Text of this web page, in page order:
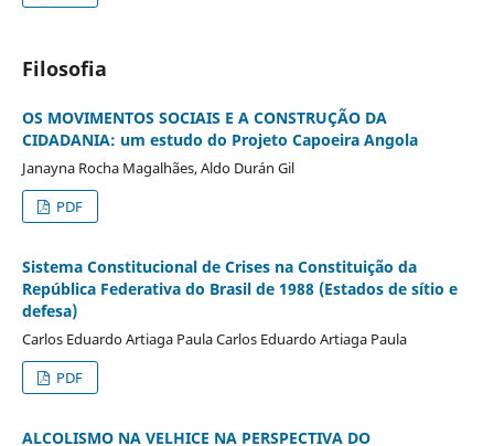
Filosofia
OS MOVIMENTOS SOCIAIS E A CONSTRUÇÃO DA
CIDADANIA: um estudo do Projeto Capoeira Angola
Janayna Rocha Magalhães, Aldo Durán Gil
PDF
Sistema Constitucional de Crises na Constituição da
República Federativa do Brasil de 1988 (Estados de sítio e
defesa)
Carlos Eduardo Artiaga Paula Carlos Eduardo Artiaga Paula
PDF
ALCOLISMO NA VELHICE NA PERSPECTIVA DO